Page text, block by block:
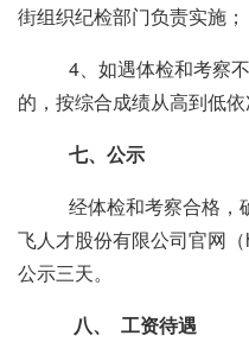
街组织纪检部门负责实施；
4、如遇体检和考察
的，按综合成绩从高到低依
七、公示
经体检和考察合格，
飞人才股份有限公司官网（
公示三天。
八、
工资待遇